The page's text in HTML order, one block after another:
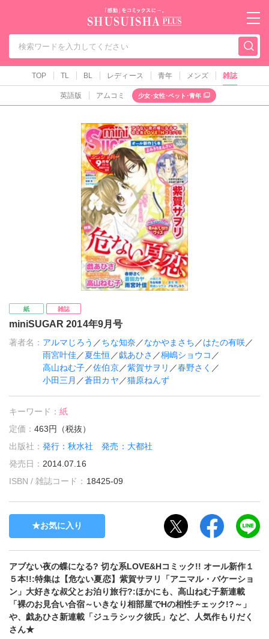
秋水社PLUS（テ
TOP TL BL レディース 青年 メンズ 雑誌
英語版 アムコミ 少女･女性･ペット･青年
紙 雑誌
miniSUGAR 2014年9月号
著者名： アルマじろう ／ちな知奈 ／なかやまさち ／はたの有咲／
雨宮叶佳／夏生恒 ／戯あひさ ／桐嶋ショウコ ／
高山ねむ子／佐伯京／紫賀サヲリ ／春野さく ／
小田三月 ／蒼田カヤ ／猫原ねんず
キーワード：紙
定価：463円（税抜）
出版社：発行：秋水社 発売：大都社
発売日： 2014.07.16
ISBN / 雑誌コード： 18425-09
お気に入り
アブない夜の蝶になる? 切な系LOVE&Hコミック!! オール新作１
５本!!:特集は【危ない夏恋】紫賀サヲリ「アニマル・バケーショ
ン」大好きな叔父とお泊り旅行?:ほかにも、高山ねむ子新連載
「裸のお見合い合宿～いきなり相部屋でHの相性チェック!?～」
や、戯あひさ新連載「ジュラシック彼氏」など、人気作もりだく
さん★